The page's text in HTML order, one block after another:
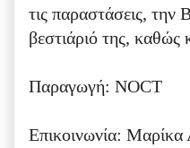
τις παραστάσεις,
βεστιάριό της,
Παραγωγή: NOCT
Επικοινωνία: